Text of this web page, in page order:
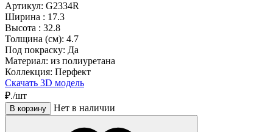
Артикул: G2334R
Ширина : 17.3
Высота : 32.8
Толщина (см): 4.7
Под покраску: Да
Материал: из полиуретана
Коллекция: Перфект
Скачать 3D модель
₽./шт
В корзину Нет в наличии